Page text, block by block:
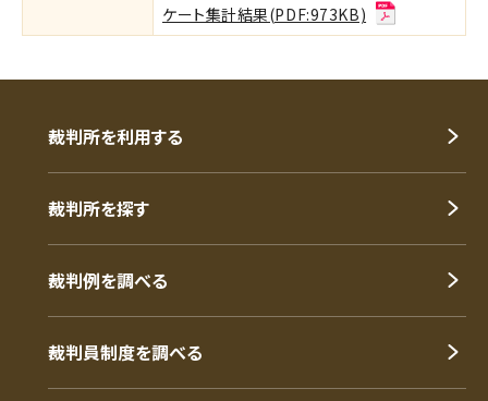
ケート集計結果(PDF:973KB)
裁判所を利用する
裁判所を探す
裁判例を調べる
裁判員制度を調べる